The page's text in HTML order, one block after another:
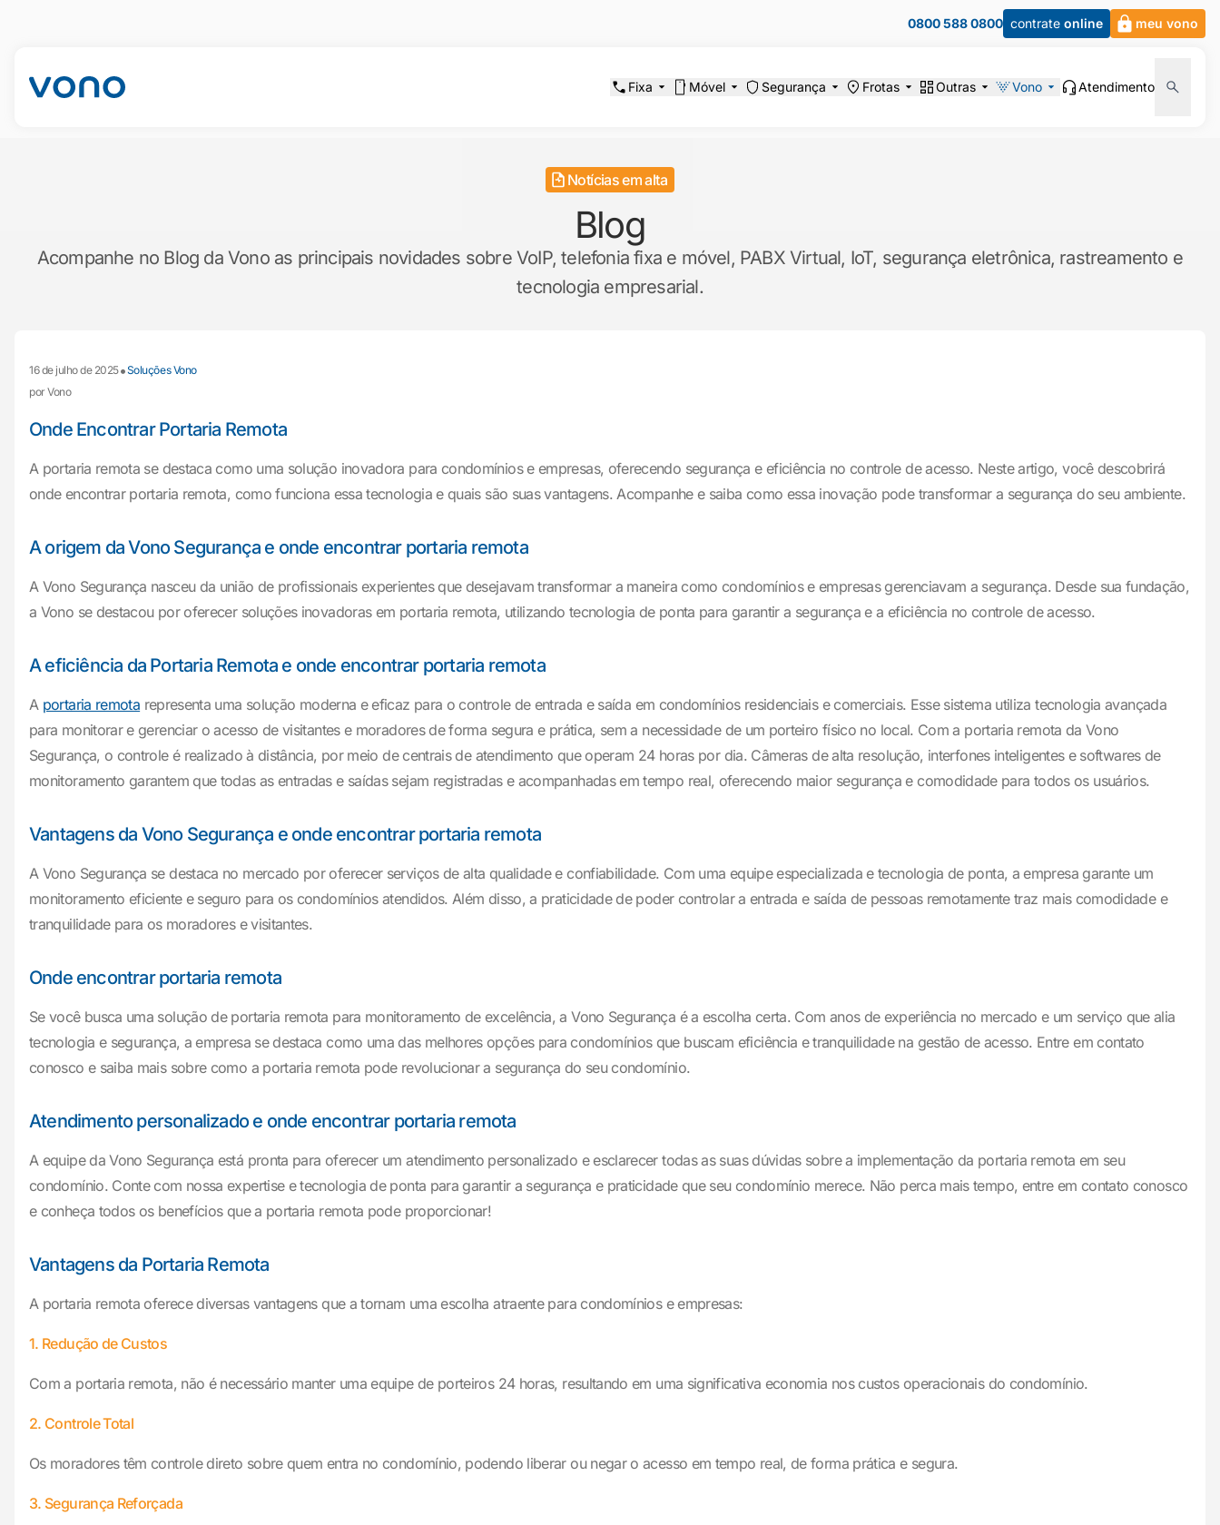
0800 588 0800 contrate online meu vono
Fixa Móvel Segurança Frotas Outras Vono Atendimento
Notícias em alta
Blog
Acompanhe no Blog da Vono as principais novidades sobre VoIP, telefonia fixa e móvel, PABX Virtual, IoT, segurança eletrônica, rastreamento e
tecnologia empresarial.
16 de julho de 2025•Soluções Vono
por Vono
Onde Encontrar Portaria Remota
A portaria remota se destaca como uma solução inovadora para condomínios e empresas, oferecendo segurança e eficiência no controle de acesso. Neste artigo, você descobrirá
onde encontrar portaria remota, como funciona essa tecnologia e quais são suas vantagens. Acompanhe e saiba como essa inovação pode transformar a segurança do seu ambiente.
A origem da Vono Segurança e onde encontrar portaria remota
A Vono Segurança nasceu da união de profissionais experientes que desejavam transformar a maneira como condomínios e empresas gerenciavam a segurança. Desde sua fundação,
a Vono se destacou por oferecer soluções inovadoras em portaria remota, utilizando tecnologia de ponta para garantir a segurança e a eficiência no controle de acesso.
A eficiência da Portaria Remota e onde encontrar portaria remota
A portaria remota representa uma solução moderna e eficaz para o controle de entrada e saída em condomínios residenciais e comerciais. Esse sistema utiliza tecnologia avançada
para monitorar e gerenciar o acesso de visitantes e moradores de forma segura e prática, sem a necessidade de um porteiro físico no local. Com a portaria remota da Vono
Segurança, o controle é realizado à distância, por meio de centrais de atendimento que operam 24 horas por dia. Câmeras de alta resolução, interfones inteligentes e softwares de
monitoramento garantem que todas as entradas e saídas sejam registradas e acompanhadas em tempo real, oferecendo maior segurança e comodidade para todos os usuários.
Vantagens da Vono Segurança e onde encontrar portaria remota
A Vono Segurança se destaca no mercado por oferecer serviços de alta qualidade e confiabilidade. Com uma equipe especializada e tecnologia de ponta, a empresa garante um
monitoramento eficiente e seguro para os condomínios atendidos. Além disso, a praticidade de poder controlar a entrada e saída de pessoas remotamente traz mais comodidade e
tranquilidade para os moradores e visitantes.
Onde encontrar portaria remota
Se você busca uma solução de portaria remota para monitoramento de excelência, a Vono Segurança é a escolha certa. Com anos de experiência no mercado e um serviço que alia
tecnologia e segurança, a empresa se destaca como uma das melhores opções para condomínios que buscam eficiência e tranquilidade na gestão de acesso. Entre em contato
conosco e saiba mais sobre como a portaria remota pode revolucionar a segurança do seu condomínio.
Atendimento personalizado e onde encontrar portaria remota
A equipe da Vono Segurança está pronta para oferecer um atendimento personalizado e esclarecer todas as suas dúvidas sobre a implementação da portaria remota em seu
condomínio. Conte com nossa expertise e tecnologia de ponta para garantir a segurança e praticidade que seu condomínio merece. Não perca mais tempo, entre em contato conosco
e conheça todos os benefícios que a portaria remota pode proporcionar!
Vantagens da Portaria Remota
A portaria remota oferece diversas vantagens que a tornam uma escolha atraente para condomínios e empresas:
1. Redução de Custos
Com a portaria remota, não é necessário manter uma equipe de porteiros 24 horas, resultando em uma significativa economia nos custos operacionais do condomínio.
2. Controle Total
Os moradores têm controle direto sobre quem entra no condomínio, podendo liberar ou negar o acesso em tempo real, de forma prática e segura.
3. Segurança Reforçada